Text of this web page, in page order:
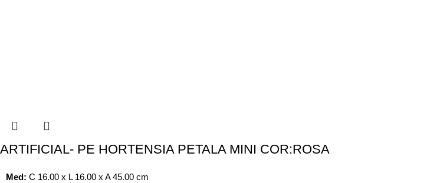
ARTIFICIAL- PE HORTENSIA PETALA MINI COR:ROSA
Med: C 16.00 x L 16.00 x A45.00 cm